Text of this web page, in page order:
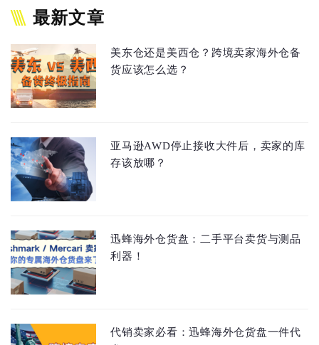
最新文章
美东仓还是美西仓？跨境卖家海外仓备
货应该怎么选？
亚马逊AWD停止接收大件后，卖家的库
存该放哪？
迅蜂海外仓货盘：二手平台卖货与测品
利器！
代销卖家必看：迅蜂海外仓货盘一件代